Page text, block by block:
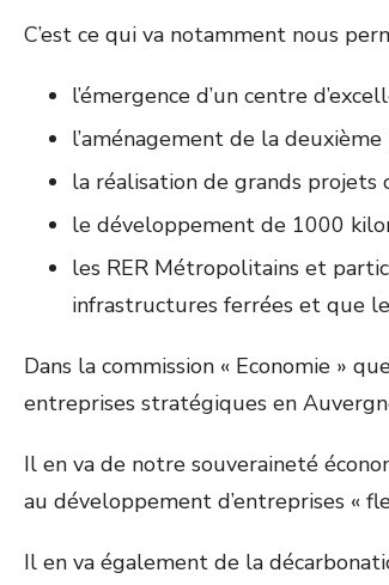
C’est ce qui va notamment nous
l’émergence d’un centre
l’aménagement de la
la réalisation de grands projets
le développement de 1000
les RER Métropolitains et
infrastructures ferrées et que
Dans la commission « Economie »
entreprises stratégiques en
Il en va de notre souveraineté
au développement d’entreprises «
Il en va également de la